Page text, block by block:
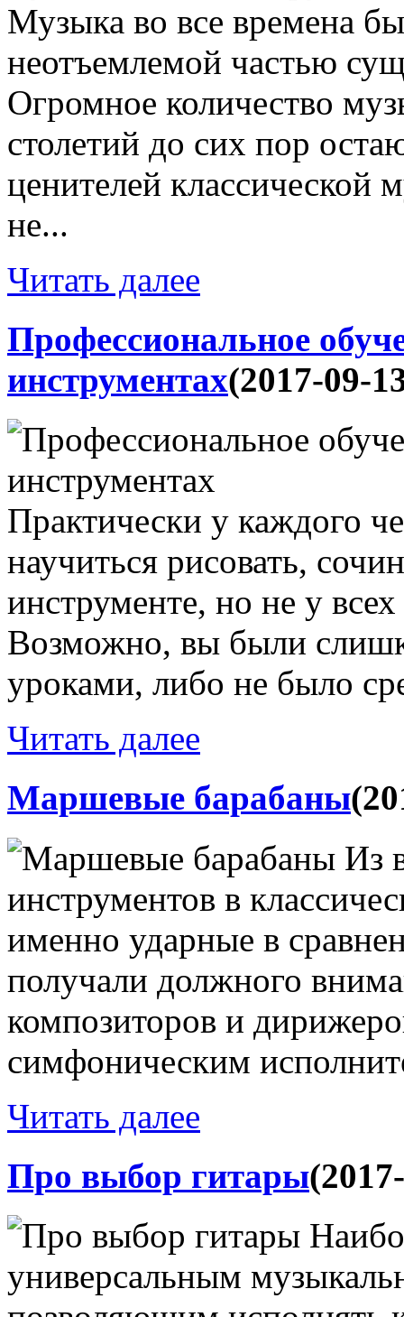
Музыка во все времена
неотъемлемой частью
Огромное количество
столетий до сих пор
ценителей
не...
Читать далее
Профессиональное
инструментах(2017-09-
Практически у каждого
научиться рисовать,
инструменте, но не у
Возможно, вы были
уроками, либо не было
Читать далее
Маршевые барабаны
Из
инструментов в
именно ударные в
получали должного
композиторов и
симфоническим
Читать далее
Про выбор гитары
универсальным